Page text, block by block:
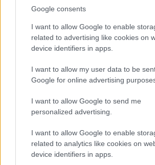
Google consents
I want to allow Google to enable
related to advertising like cookies on
device identifiers in apps.
I want to allow my user data to be
Google for online advertising
I want to allow Google to send me
personalized advertising.
I want to allow Google to enable
related to analytics like cookies on
device identifiers in apps.
Megvan, kik váltják a fenyegetés